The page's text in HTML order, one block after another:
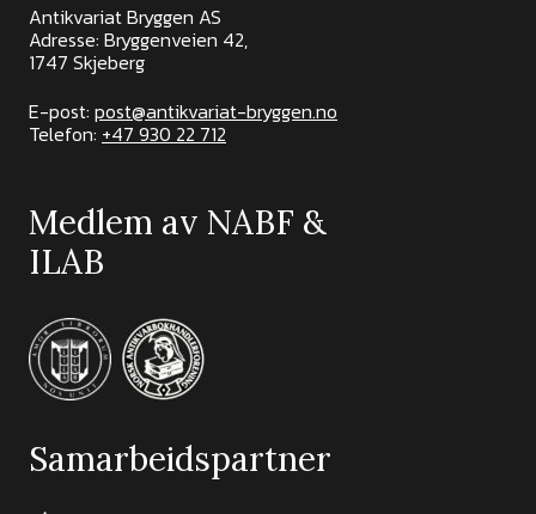
Antikvariat Bryggen AS
Adresse: Bryggenveien 42,
1747 Skjeberg
E-post: post@antikvariat-bryggen.no
Telefon: +47 930 22 712
Medlem av NABF &
ILAB
Samarbeidspartner